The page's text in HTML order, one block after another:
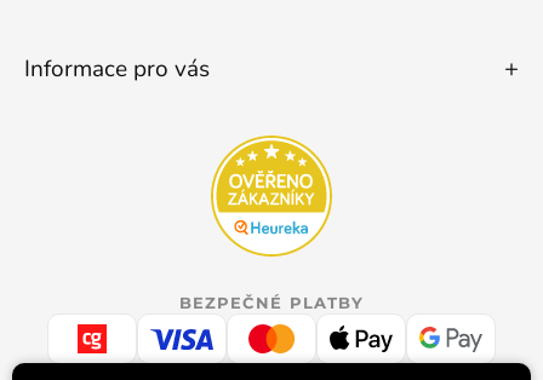
Informace pro vás
BEZPEČNÉ PLATBY